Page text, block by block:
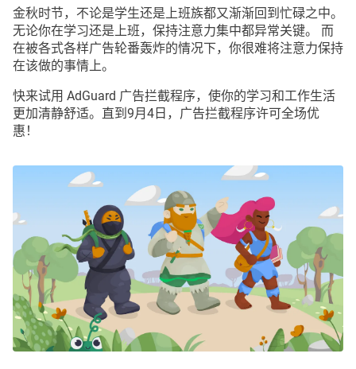
金秋时节，不论是学生还是上班族都又渐渐回到忙碌之中。
无论你在学习还是上班，保持注意力集中都异常关键。 而
在被各式各样广告轮番轰炸的情况下，你很难将注意力保持
在该做的事情上。
快来试用 AdGuard 广告拦截程序，使你的学习和工作生活
更加清静舒适。直到9月4日，广告拦截程序许可全场优
惠！